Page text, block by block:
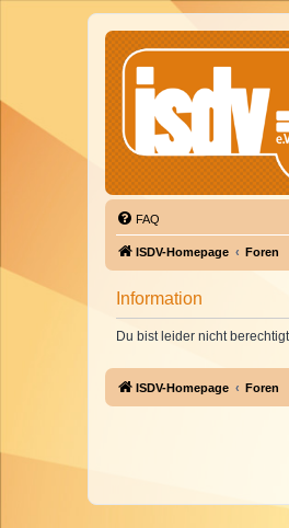
FAQ
ISDV-Homepage Foren
Information
Du bist leider nicht
ISDV-Homepage Foren